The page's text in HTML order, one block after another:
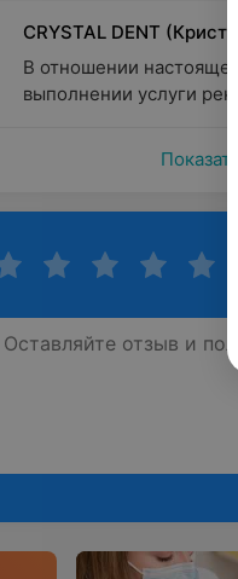
CRYSTAL DENT
В отношении
выполнении услуги